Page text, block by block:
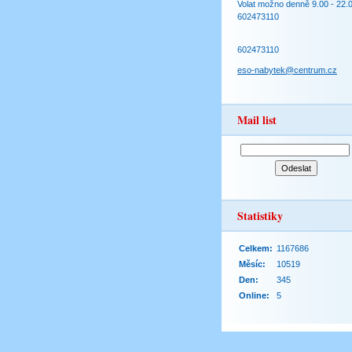
Volat možno denně 9.00 -
602473110
602473110
eso-nabytek@centrum.cz
Mail list
Statistiky
Online: 5
Celkem: 1167686
Měsíc:
10519
Den:
345